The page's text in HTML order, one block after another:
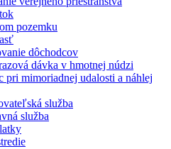
pozemku
dôchodcov
dávka v hmotnej núdzi
pri mimoriadnej udalosti a náhlej
služba
služba